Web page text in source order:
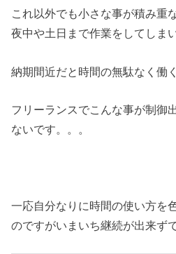
これ以外でも小さな事が積み重
夜中や土日まで作業をしてしま
納期間近だと時間の無駄なく働
フリーランスでこんな事が制御
ないです。。。
一応自分なりに時間の使い方を
のですがいまいち継続が出来ず